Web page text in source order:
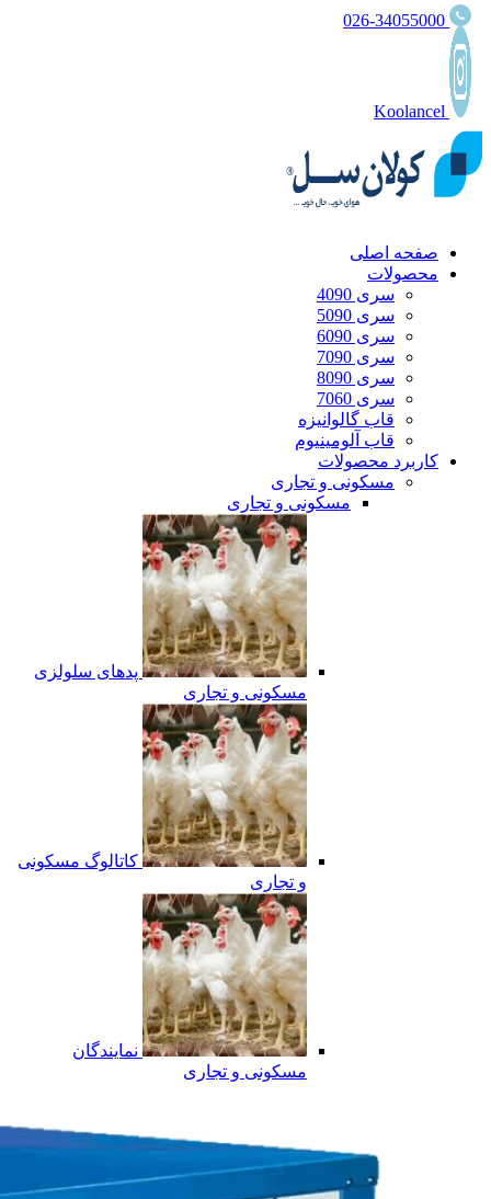
صفحه اصلی
محصولات
سری 4090
سری 5090
سری 6090
سری 7090
سری 8090
سری 7060
قاب گالوانیزه
قاب آلومینیوم
کاربرد محصولات
مسکونی و تجاری
مسکونی و تجاری
پدهای سلولزی
مسکونی و تجاری
کاتالوگ مسکونی
و تجاری
نمایندگان
مسکونی و تجاری